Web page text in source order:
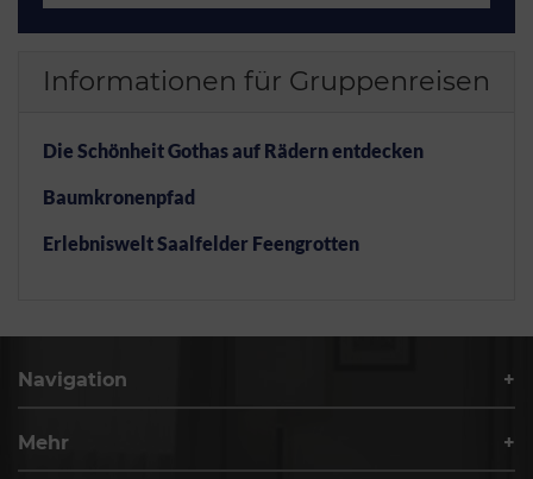
Informationen für Gruppenreisen
Die Schönheit Gothas auf Rädern entdecken
Baumkronenpfad
Erlebniswelt Saalfelder Feengrotten
Navigation
Mehr